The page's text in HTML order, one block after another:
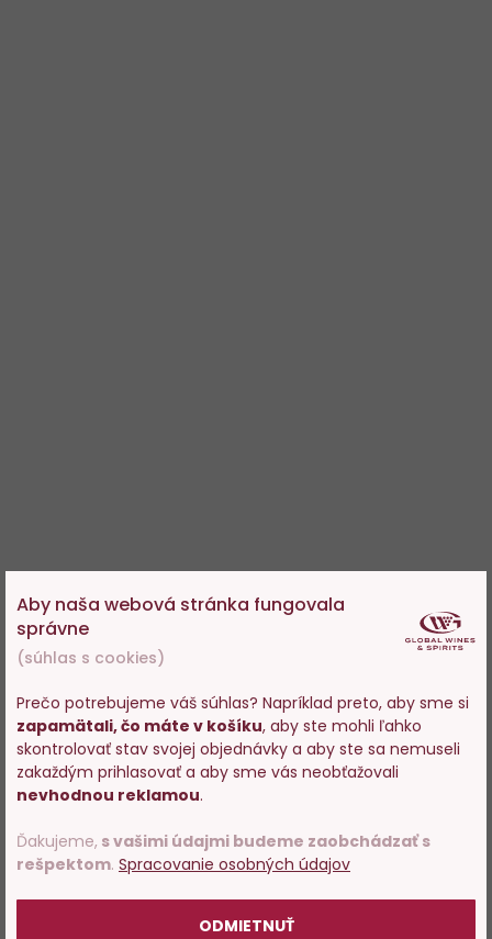
Aby naša webová stránka fungovala
správne
(súhlas s cookies)
Prečo potrebujeme váš súhlas? Napríklad preto, aby sme si
zapamätali, čo máte v košíku, aby ste mohli ľahko
skontrolovať stav svojej objednávky a aby ste sa nemuseli
zakaždým prihlasovať a aby sme vás neobťažovali
nevhodnou reklamou.
Ďakujeme, s vašimi údajmi budeme zaobchádzať s
rešpektom. Spracovanie osobných údajov
ODMIETNUŤ
Vstupujete na stránky s
predajom alkoholu. Prosím
potvrďte, že Vám už bolo 18